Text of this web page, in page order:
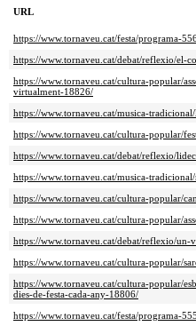
URL
https://www.tornaveu.cat/festa/programa-
https://www.tornaveu.cat/debat/reflexio/el-
https://www.tornaveu.cat/cultura-popular/
virtualment-18826/
https://www.tornaveu.cat/musica-
https://www.tornaveu.cat/cultura-popular/
https://www.tornaveu.cat/debat/reflexio/
https://www.tornaveu.cat/musica-
https://www.tornaveu.cat/cultura-popular/
https://www.tornaveu.cat/cultura-popular/
https://www.tornaveu.cat/debat/reflexio/un-
https://www.tornaveu.cat/cultura-popular/
https://www.tornaveu.cat/cultura-popular/
dies-de-festa-cada-any-18806/
https://www.tornaveu.cat/festa/programa-